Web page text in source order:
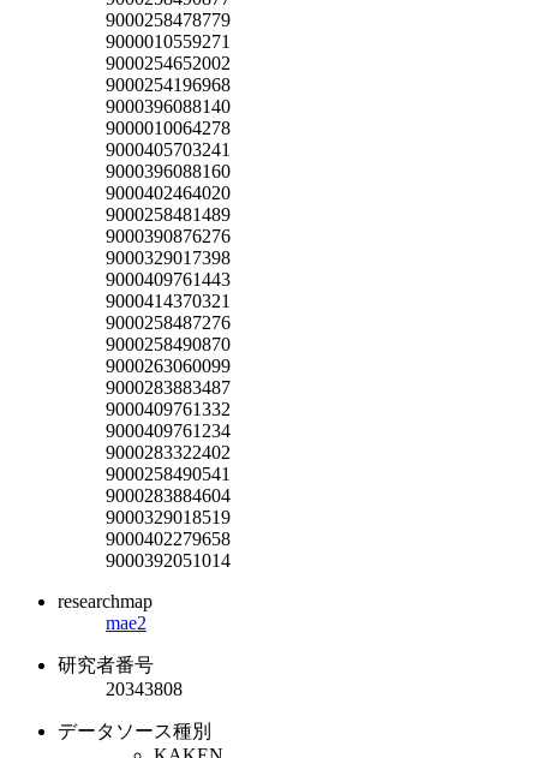
9000258478779
9000010559271
9000254652002
9000254196968
9000396088140
9000010064278
9000405703241
9000396088160
9000402464020
9000258481489
9000390876276
9000329017398
9000409761443
9000414370321
9000258487276
9000258490870
9000263060099
9000283883487
9000409761332
9000409761234
9000283322402
9000258490541
9000283884604
9000329018519
9000402279658
9000392051014
researchmap
mae2
研究者番号
20343808
データソース種別